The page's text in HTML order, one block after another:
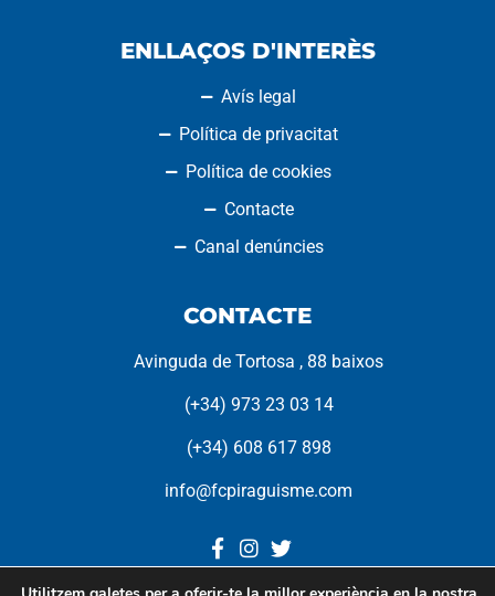
ENLLAÇOS D'INTERÈS
Avís legal
Política de privacitat
Política de cookies
Contacte
Canal denúncies
CONTACTE
Avinguda de Tortosa , 88 baixos
(+34) 973 23 03 14
(+34) 608 617 898
info@fcpiraguisme.com